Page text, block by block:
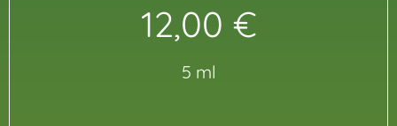
12,00 €
5 ml